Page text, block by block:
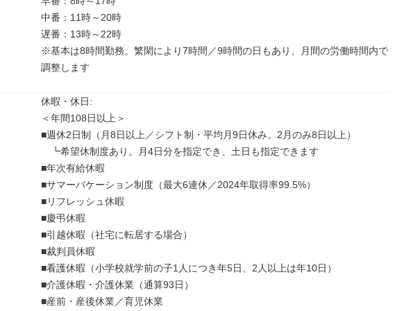
中番：11時～20時
遅番：13時～22時
※基本は8時間勤務。繁閑により7時間／9時間の日もあり、月間の労働時間内で
調整します
休暇・休日:
＜年間108日以上＞
■週休2日制（月8日以上／シフト制・平均月9日休み。2月のみ8日以上）
┗希望休制度あり。月4日分を指定でき、土日も指定できます
■年次有給休暇
■サマーバケーション制度（最大6連休／2024年取得率99.5%）
■リフレッシュ休暇
■慶弔休暇
■引越休暇（社宅に転居する場合）
■裁判員休暇
■看護休暇（小学校就学前の子1人につき年5日、2人以上は年10日）
■介護休暇・介護休業（通算93日）
■産前・産後休業／育児休業